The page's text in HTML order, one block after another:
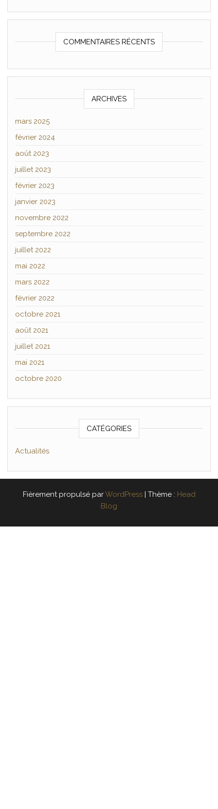
COMMENTAIRES RÉCENTS
ARCHIVES
mars 2025
février 2024
août 2023
juillet 2023
février 2023
janvier 2023
novembre 2022
septembre 2022
juillet 2022
mai 2022
mars 2022
février 2022
octobre 2021
août 2021
juillet 2021
mai 2021
octobre 2020
CATÉGORIES
Actualités
Fièrement propulsé parWordPress Thème : Head
Blog